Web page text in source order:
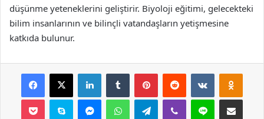
düşünme yeteneklerini geliştirir. Biyoloji eğitimi, gelecekteki
bilim insanlarının ve bilinçli vatandaşların yetişmesine
katkıda bulunur.
Facebook
X LinkedInTumblr PinterestReddit VKontakte
Pocket Skype MessengerWhatsAppTelegramViber Line E-Posta ile